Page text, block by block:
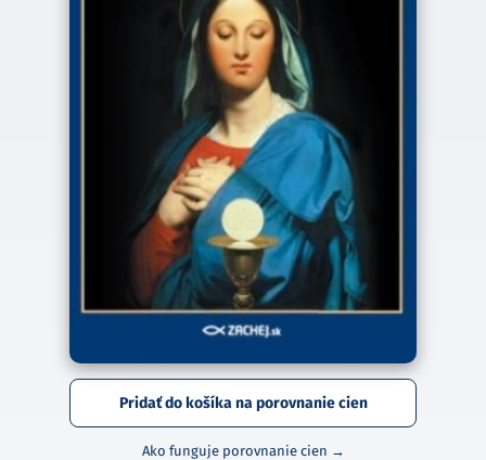
Pridať do košíka na porovnanie cien
Ako funguje porovnanie cien →